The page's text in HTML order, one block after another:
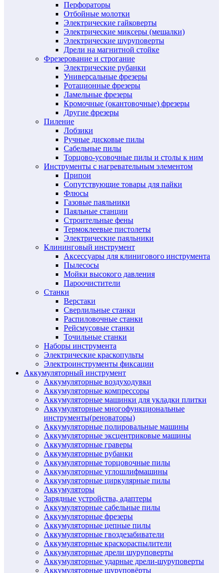
Перфораторы
Отбойные молотки
Электрические гайковерты
Электрические миксеры (мешалки)
Электрические шуруповерты
Дрели на магнитной стойке
Фрезерование и строгание
Электрические рубанки
Универсальные фрезеры
Ротационные фрезеры
Ламельные фрезеры
Кромочные (окантовочные) фрезеры
Другие фрезеры
Пиление
Лобзики
Ручные дисковые пилы
Сабельные пилы
Торцово-усовочные пилы и столы к ним
Инструменты с нагревательным элементом
Припои
Сопутствующие товары для пайки
Флюсы
Газовые паяльники
Паяльные станции
Строительные фены
Термоклеевые пистолеты
Электрические паяльники
Клининговый инструмент
Аксессуары для клинигового инструмента
Пылесосы
Мойки высокого давления
Пароочистители
Станки
Верстаки
Сверлильные станки
Распиловочные станки
Рейсмусовые станки
Точильные станки
Наборы инструмента
Электрические краскопульты
Электроинструменты фиксации
Аккумуляторный инструмент
Аккумуляторные воздуходувки
Аккумуляторные компрессоры
Аккумуляторные машинки для укладки плитки
Аккумуляторные многофункциональные
инструменты(реноваторы)
Аккумуляторные полировальные машины
Аккумуляторные эксцентриковые машины
Аккумуляторные граверы
Аккумуляторные рубанки
Аккумуляторные торцовочные пилы
Аккумуляторные углошлифмашины
Аккумуляторные циркулярные пилы
Аккумуляторы
Зарядные устройства, адаптеры
Аккумуляторные сабельные пилы
Аккумуляторные фрезеры
Аккумуляторные цепные пилы
Аккумуляторные гвоздезабиватели
Аккумуляторные краскораспылители
Аккумуляторные дрели шуруповерты
Аккумуляторные ударные дрели-шуруповерты
Аккумуляторные шуруповёрты